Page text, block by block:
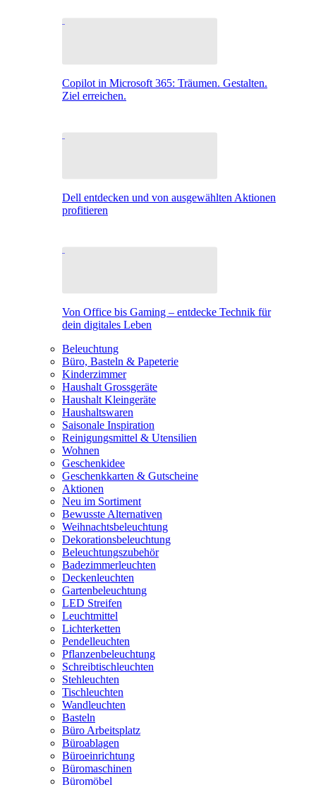
Copilot in Microsoft 365: Träumen. Gestalten.
Ziel erreichen.
Dell entdecken und von ausgewählten Aktionen
profitieren
Von Office bis Gaming – entdecke Technik für
dein digitales Leben
Beleuchtung
Büro, Basteln & Papeterie
Kinderzimmer
Haushalt Grossgeräte
Haushalt Kleingeräte
Haushaltswaren
Saisonale Inspiration
Reinigungsmittel & Utensilien
Wohnen
Geschenkidee
Geschenkkarten & Gutscheine
Aktionen
Neu im Sortiment
Bewusste Alternativen
Weihnachtsbeleuchtung
Dekorationsbeleuchtung
Beleuchtungszubehör
Badezimmerleuchten
Deckenleuchten
Gartenbeleuchtung
LED Streifen
Leuchtmittel
Lichterketten
Pendelleuchten
Pflanzenbeleuchtung
Schreibtischleuchten
Stehleuchten
Tischleuchten
Wandleuchten
Basteln
Büro Arbeitsplatz
Büroablagen
Büroeinrichtung
Büromaschinen
Büromöbel